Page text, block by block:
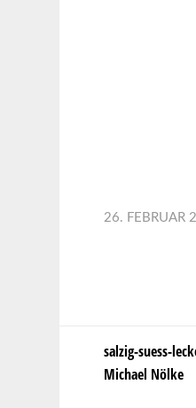
26. FEBRUAR
salzig-suess-
Michael Nölke